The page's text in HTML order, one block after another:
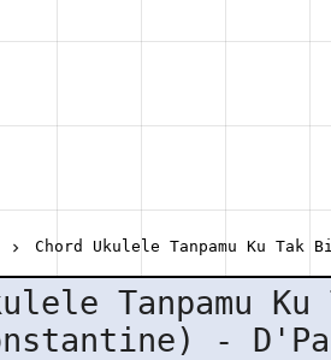
Chord Ukulele Tanpamu Ku Tak Bisa
Tanpamu Ku
-